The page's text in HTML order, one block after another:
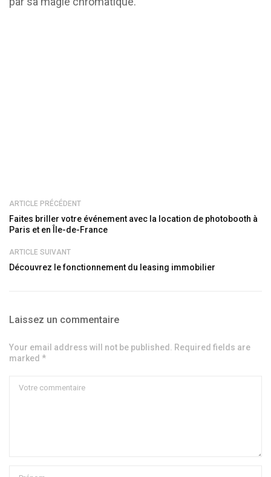
ARTICLE PRÉCÉDENT
Faites briller votre événement avec la location de photobooth à
Paris et en Île-de-France
ARTICLE SUIVANT
Découvrez le fonctionnement du leasing immobilier
Laissez un commentaire
Your email address will not be published. Required fields are
marked *